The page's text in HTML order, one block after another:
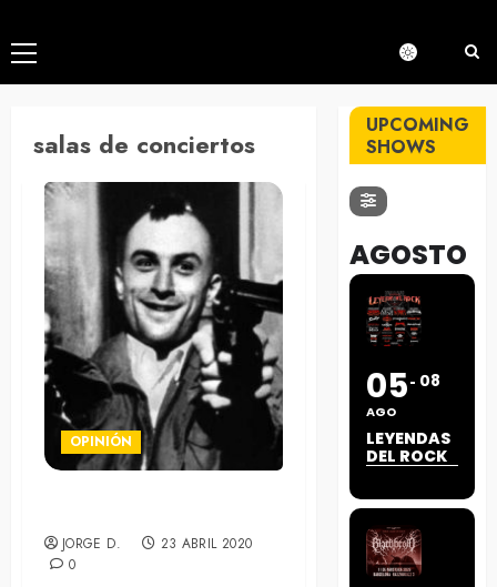
Menú
principal
salas de conciertos
OPINIÓN
JORGE D.
23 ABRIL 2020
0
UPCOMING
SHOWS
AGOSTO
05
AGO
08
LEYENDAS
DEL ROCK